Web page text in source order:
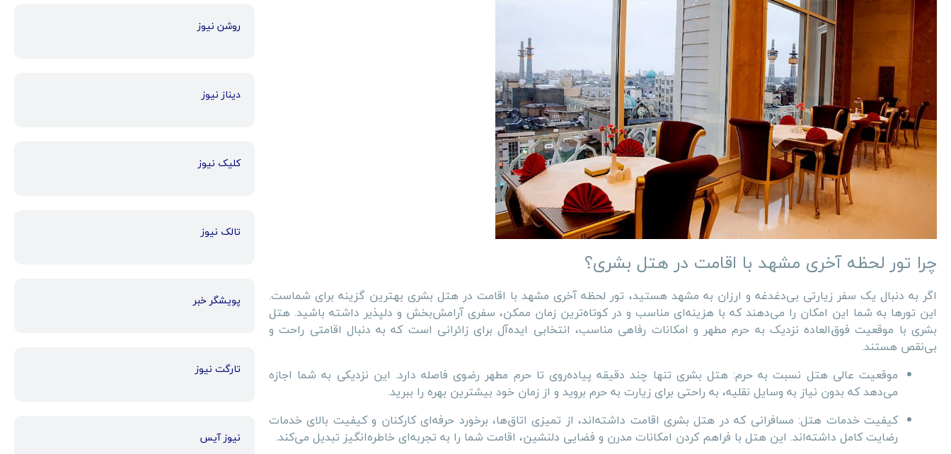
چرا تور لحظه آخری مشهد با اقامت در هتل بشری؟
اگر به دنبال یک سفر زیارتی بی‌دغدغه و ارزان به مشهد هستید، تور لحظه آخری مشهد با اقامت در هتل بشری بهترین گزینه برای شماست.
این تورها به شما این امکان را می‌دهند که با هزینه‌ای مناسب و در کوتاه‌ترین زمان ممکن، سفری آرامش‌بخش و دلپذیر داشته باشید. هتل
بشری با موقعیت فوق‌العاده نزدیک به حرم مطهر و امکانات رفاهی مناسب، انتخابی ایده‌آل برای زائرانی است که به دنبال اقامتی راحت و
بی‌نقص هستند.
موقعیت عالی هتل نسبت به حرم: هتل بشری تنها چند دقیقه پیاده‌روی تا حرم مطهر رضوی فاصله دارد. این نزدیکی به شما اجازه
می‌دهد که بدون نیاز به وسایل نقلیه، به راحتی برای زیارت به حرم بروید و از زمان خود بیشترین بهره را ببرید.
کیفیت خدمات هتل: مسافرانی که در هتل بشری اقامت داشته‌اند، از تمیزی اتاق‌ها، برخورد حرفه‌ای کارکنان و کیفیت بالای خدمات
رضایت کامل داشته‌اند. این هتل با فراهم کردن امکانات مدرن و فضایی دلنشین، اقامت شما را به تجربه‌ای خاطره‌انگیز تبدیل می‌کند.
روشن نیوز
دیناز نیوز
کلیک نیوز
تالک نیوز
پویشگر خبر
تارگت نیوز
نیوز آیس